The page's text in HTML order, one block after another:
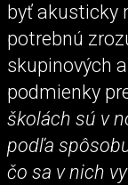
byť akusticky
potrebnú
skupinových
podmienky
školách sú v
podľa
čo sa v nich